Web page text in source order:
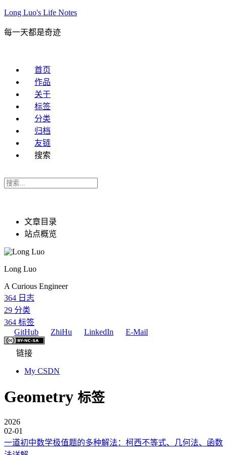
Long Luo's Life Notes
每一天都是奇迹
首页
作品
关于
标签
分类
归档
友链
搜索
文章目录
站点概览
Long Luo
A Curious Engineer
364 日志
29 分类
364 标签
GitHub
ZhiHu LinkedIn E-Mail
链接
My CSDN
Geometry 标签
2026
02-01
一道初中数学极值题的多种解法：柯西不等式、几何法、函数